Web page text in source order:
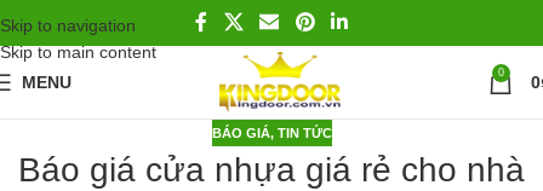
Skip to navigation
Skip to main content
MENU
0 0
BÁO GIÁ, TIN TỨC
Báo giá cửa nhựa giá rẻ cho nhà